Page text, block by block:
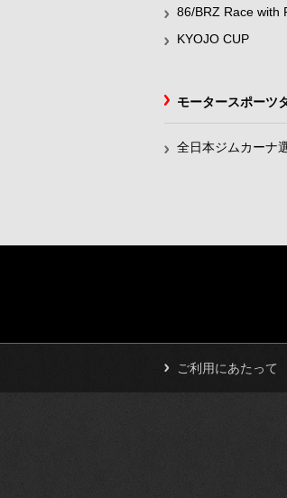
86/BRZ Race with
KYOJO CUP
モータースポーツ
全日本ジムカーナ
ご利用にあたって